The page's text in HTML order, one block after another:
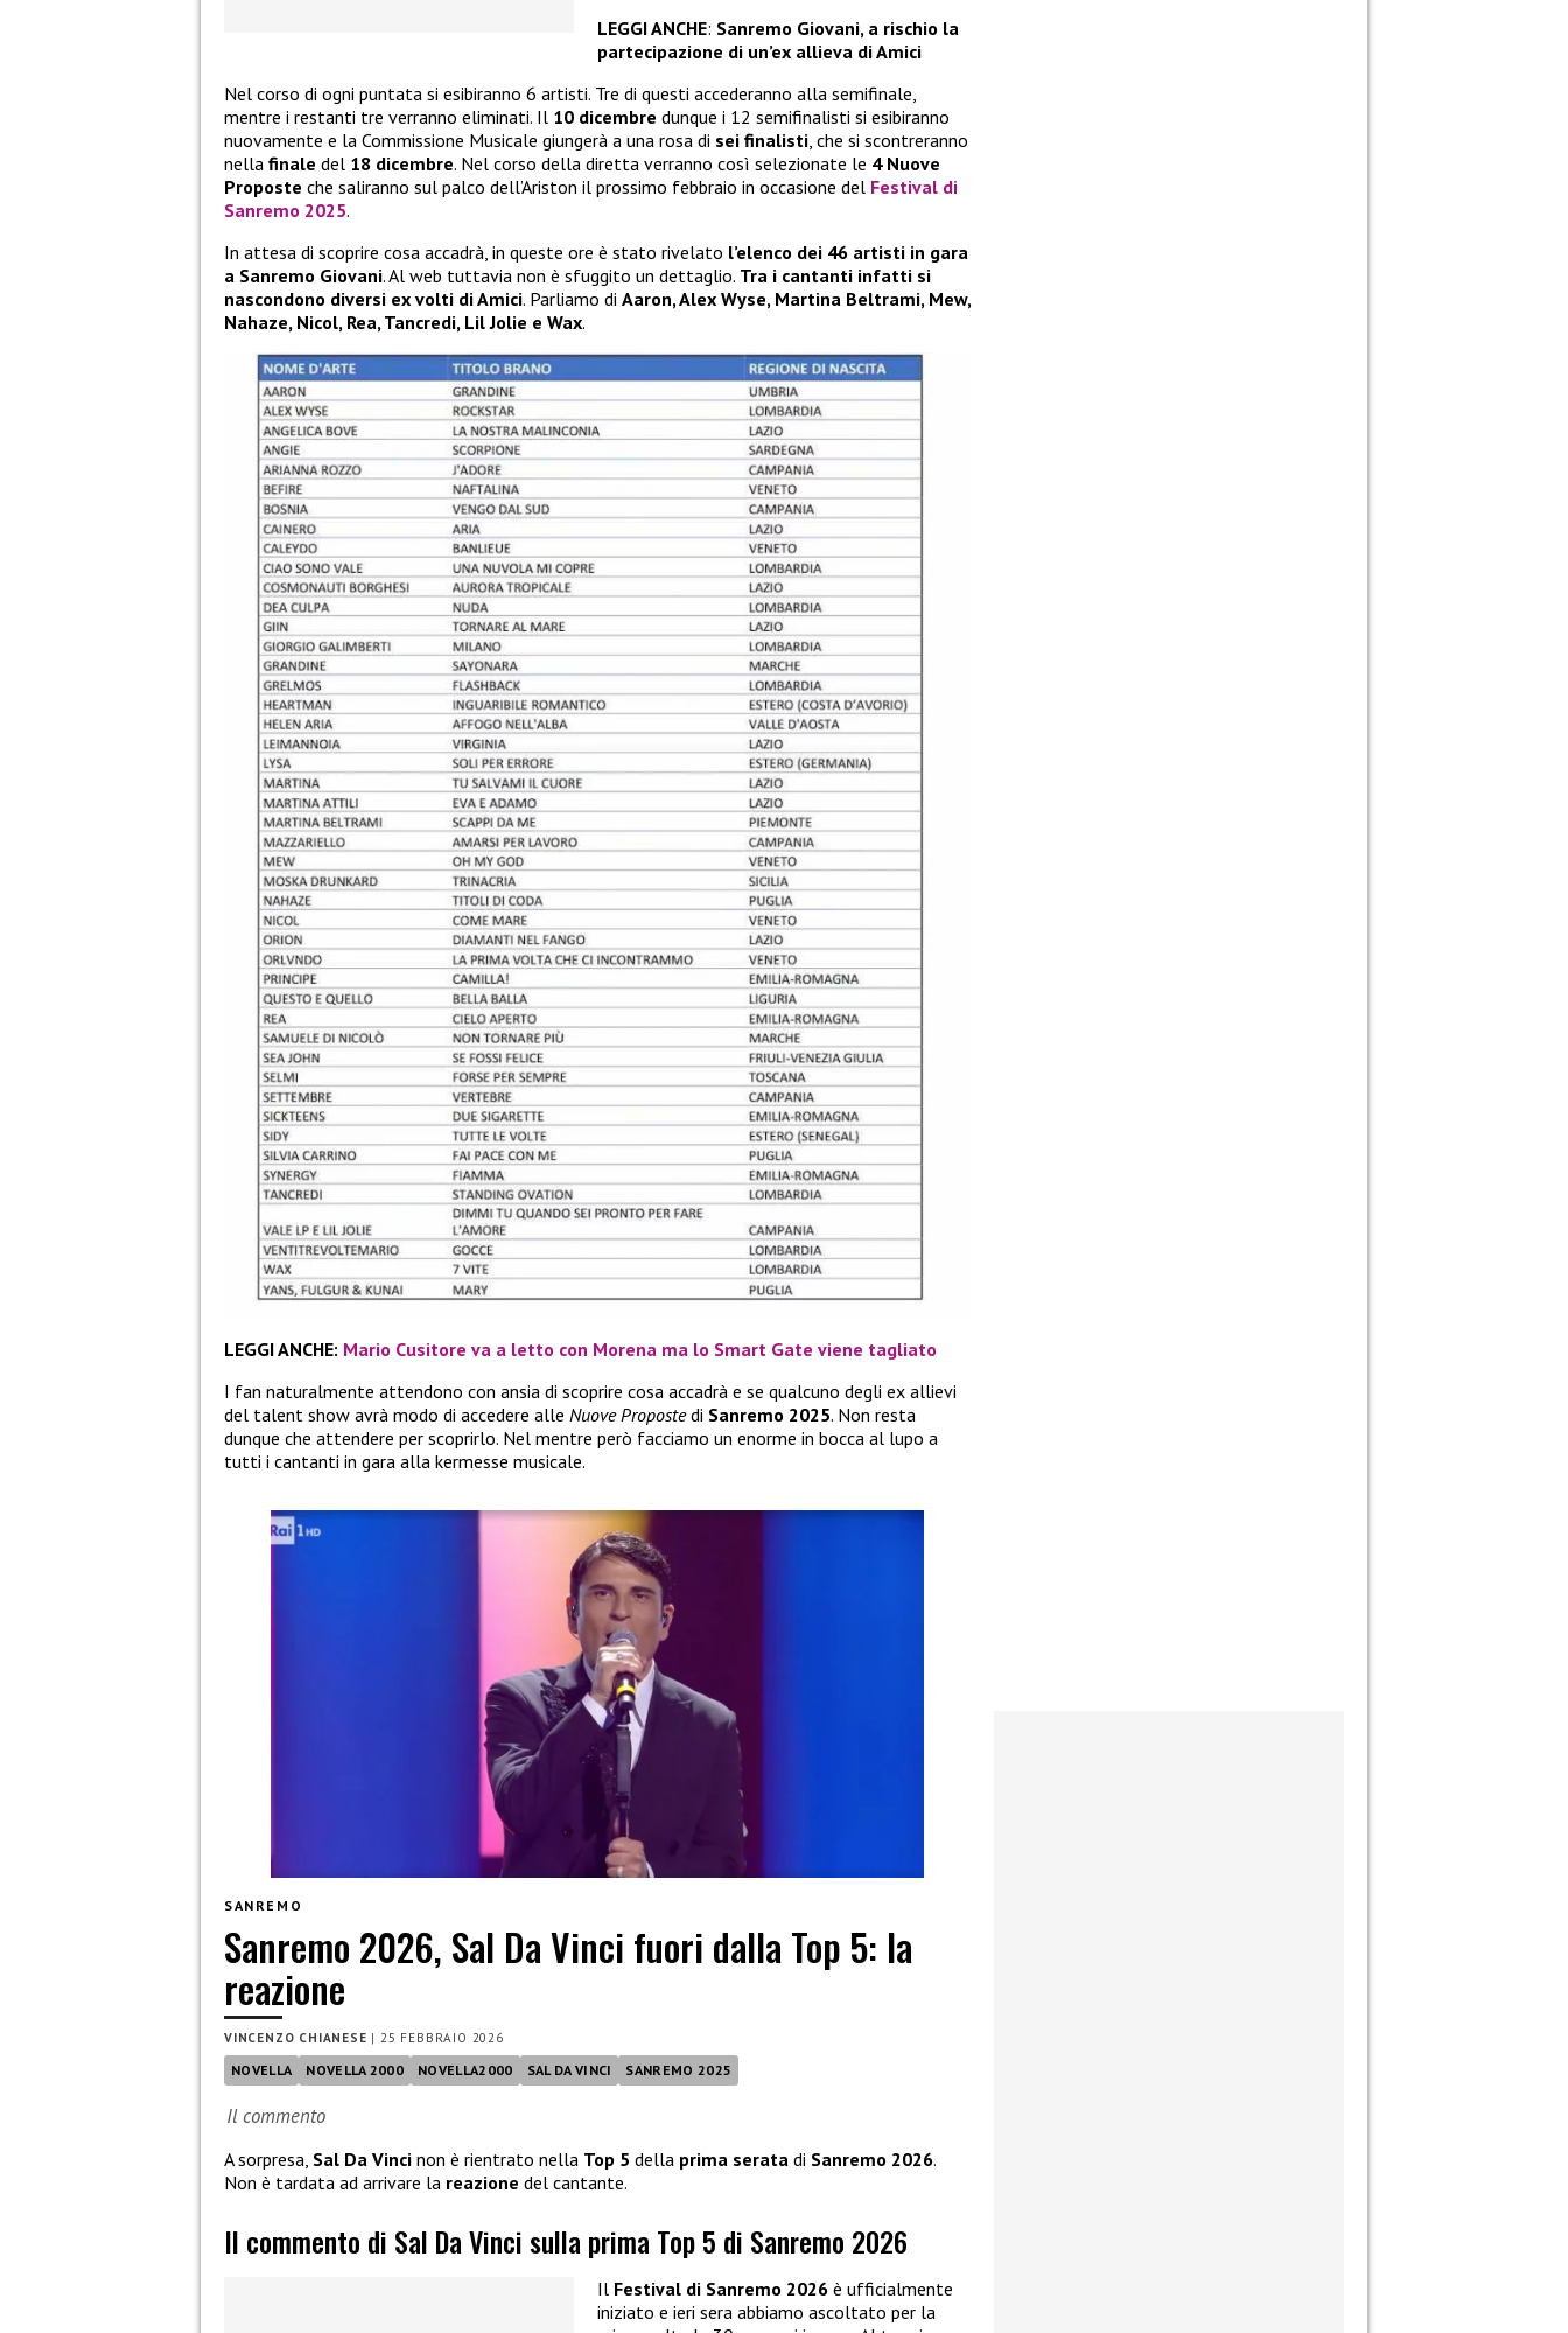
LEGGI ANCHE: Sanremo Giovani, a rischio la
partecipazione di un’ex allieva di Amici
Nel corso di ogni puntata si esibiranno 6 artisti. Tre di questi accederanno alla semifinale,
mentre i restanti tre verranno eliminati. Il 10 dicembre dunque i 12 semifinalisti si esibiranno
nuovamente e la Commissione Musicale giungerà a una rosa di sei finalisti, che si scontreranno
nella finale del 18 dicembre. Nel corso della diretta verranno così selezionate le 4 Nuove
Proposte che saliranno sul palco dell’Ariston il prossimo febbraio in occasione del Festival di
Sanremo 2025.
In attesa di scoprire cosa accadrà, in queste ore è stato rivelato l’elenco dei 46 artisti in gara
a Sanremo Giovani. Al web tuttavia non è sfuggito un dettaglio. Tra i cantanti infatti si
nascondono diversi ex volti di Amici. Parliamo di Aaron, Alex Wyse, Martina Beltrami, Mew,
Nahaze, Nicol, Rea, Tancredi, Lil Jolie e Wax.
LEGGI ANCHE: Mario Cusitore va a letto con Morena ma lo Smart Gate viene tagliato
I fan naturalmente attendono con ansia di scoprire cosa accadrà e se qualcuno degli ex allievi
del talent show avrà modo di accedere alle Nuove Propostedi Sanremo 2025. Non resta
dunque che attendere per scoprirlo. Nel mentre però facciamo un enorme in bocca al lupo a
tutti i cantanti in gara alla kermesse musicale.
SANREMO
Sanremo 2026, Sal Da Vinci fuori dalla Top 5: la
reazione
VINCENZO CHIANESE | 25 FEBBRAIO 2026
NOVELLA NOVELLA 2000 NOVELLA2000 SAL DA VINCI SANREMO 2025
Il commento
A sorpresa, Sal Da Vinci non è rientrato nella Top 5 della prima serata di Sanremo 2026.
Non è tardata ad arrivare la reazione del cantante.
Il commento di Sal Da Vinci sulla prima Top 5 di Sanremo 2026
Il Festival di Sanremo 2026 è ufficialmente
iniziato e ieri sera abbiamo ascoltato per la